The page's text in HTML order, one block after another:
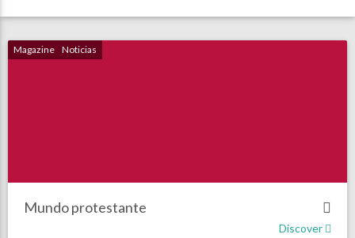
Magazine Noticias
Mundo protestante
Discover